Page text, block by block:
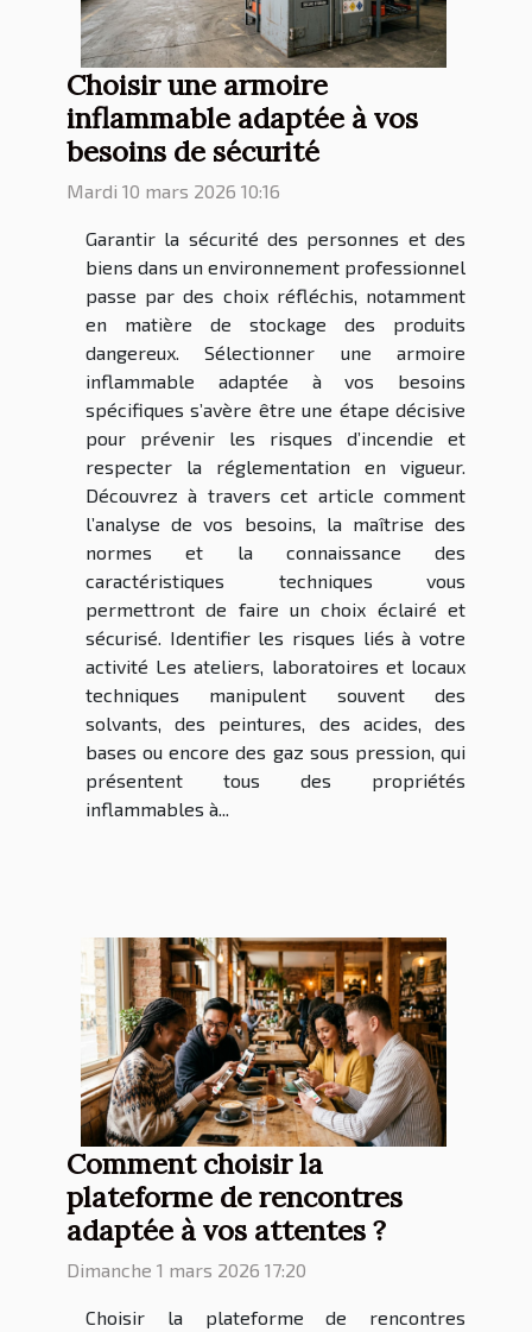
Choisir une armoire
inflammable adaptée à vos
besoins de sécurité
Mardi 10 mars 2026 10:16
Garantir la sécurité des personnes et des
biens dans un environnement professionnel
passe par des choix réfléchis, notamment
en matière de stockage des produits
dangereux. Sélectionner une armoire
inflammable adaptée à vos besoins
spécifiques s’avère être une étape décisive
pour prévenir les risques d’incendie et
respecter la réglementation en vigueur.
Découvrez à travers cet article comment
l’analyse de vos besoins, la maîtrise des
normes et la connaissance des
caractéristiques techniques vous
permettront de faire un choix éclairé et
sécurisé. Identifier les risques liés à votre
activité Les ateliers, laboratoires et locaux
techniques manipulent souvent des
solvants, des peintures, des acides, des
bases ou encore des gaz sous pression, qui
présentent tous des propriétés
inflammables à...
Comment choisir la
plateforme de rencontres
adaptée à vos attentes ?
Dimanche 1 mars 2026 17:20
Choisir la plateforme de rencontres